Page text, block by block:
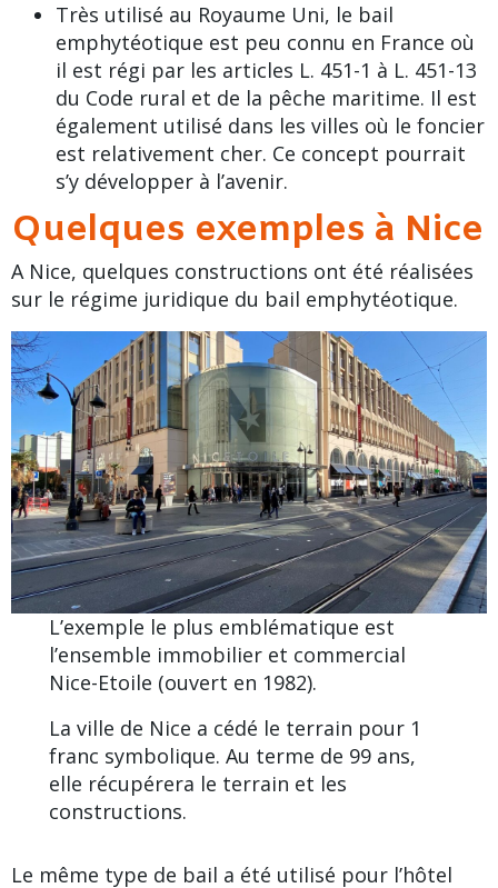
Très utilisé au Royaume Uni, le bail
emphytéotique est peu connu en France où
il est régi par les articles L. 451-1 à L. 451-13
du Code rural et de la pêche maritime. Il est
également utilisé dans les villes où le foncier
est relativement cher. Ce concept pourrait
s’y développer à l’avenir.
Quelques exemples à Nice
A Nice, quelques constructions ont été réalisées
sur le régime juridique du bail emphytéotique.
L’exemple le plus emblématique est
l’ensemble immobilier et commercial
Nice-Etoile (ouvert en 1982).
La ville de Nice a cédé le terrain pour 1
franc symbolique. Au terme de 99 ans,
elle récupérera le terrain et les
constructions.
Le même type de bail a été utilisé pour l’hôtel